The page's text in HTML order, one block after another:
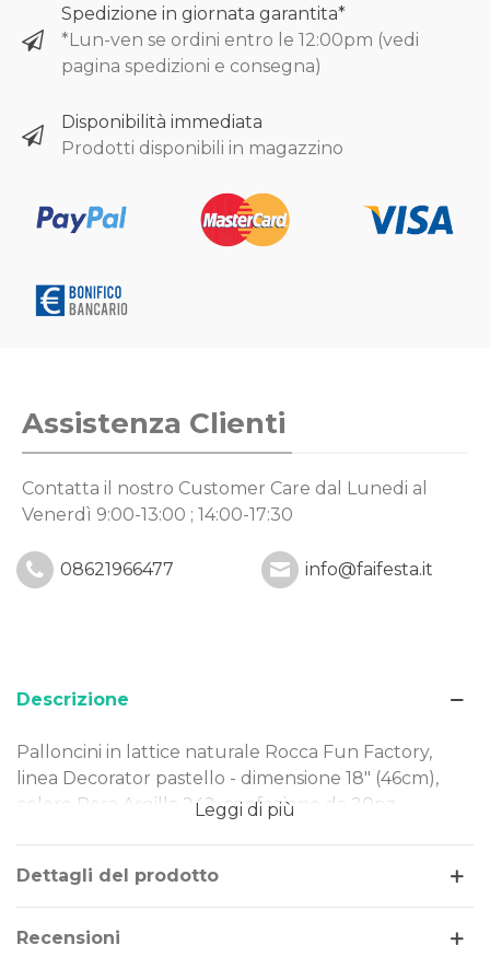
Spedizione in giornata garantita*
*Lun-ven se ordini entro le 12:00pm (vedi
pagina spedizioni e consegna)
Disponibilità immediata
Prodotti disponibili in magazzino
Assistenza Clienti
Contatta il nostro Customer Care dal Lunedi al
Venerdì 9:00-13:00 ; 14:00-17:30
08621966477 info@faifesta.it
Descrizione
Palloncini in lattice naturale Rocca Fun Factory,
linea Decorator pastello - dimensione 18" (46cm),
colore Rosa Argilla 242, confezione da 20pz.
Tipo Colore: pastello
Leggi di più
Dettagli del prodotto
Recensioni